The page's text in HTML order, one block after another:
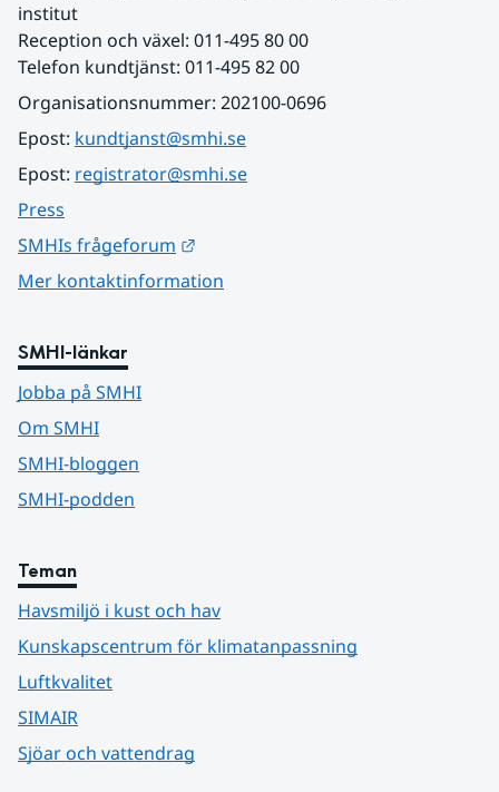
institut
Reception och växel: 011-495 80 00
Telefon kundtjänst: 011-495 82 00
Organisationsnummer: 202100-0696
Epost: kundtjanst@smhi.se
Epost: registrator@smhi.se
Press
SMHIs frågeforum
Mer kontaktinformation
SMHI-länkar
Jobba på SMHI
Om SMHI
SMHI-bloggen
SMHI-podden
Teman
Havsmiljö i kust och hav
Kunskapscentrum för klimatanpassning
Luftkvalitet
SIMAIR
Sjöar och vattendrag